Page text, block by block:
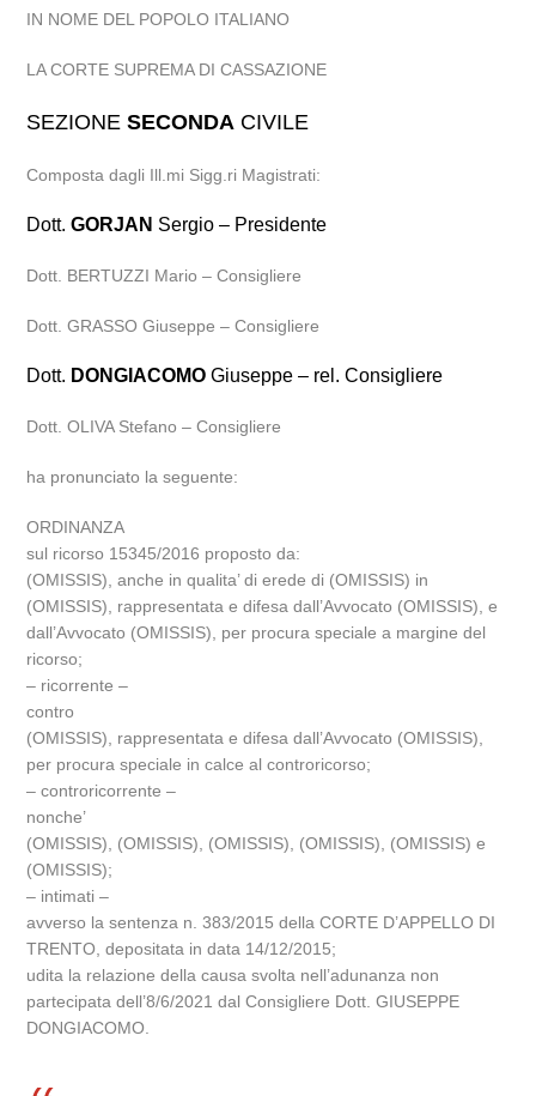
IN NOME DEL POPOLO ITALIANO
LA CORTE SUPREMA DI CASSAZIONE
SEZIONESECONDA CIVILE
Composta dagli Ill.mi Sigg.ri Magistrati:
Dott.GORJAN Sergio – Presidente
Dott. BERTUZZI Mario – Consigliere
Dott. GRASSO Giuseppe – Consigliere
Dott. DONGIACOMO Giuseppe – rel. Consigliere
Dott. OLIVA Stefano – Consigliere
ha pronunciato la seguente:
ORDINANZA
sul ricorso 15345/2016 proposto da:
(OMISSIS), anche in qualita’ di erede di (OMISSIS) in
(OMISSIS), rappresentata e difesa dall’Avvocato (OMISSIS), e
dall’Avvocato (OMISSIS), per procura speciale a margine del
ricorso;
– ricorrente –
contro
(OMISSIS), rappresentata e difesa dall’Avvocato (OMISSIS),
per procura speciale in calce al controricorso;
– controricorrente –
nonche’
(OMISSIS), (OMISSIS), (OMISSIS), (OMISSIS), (OMISSIS) e
(OMISSIS);
– intimati –
avverso la sentenza n. 383/2015 della CORTE D’APPELLO DI
TRENTO, depositata in data 14/12/2015;
udita la relazione della causa svolta nell’adunanza non
partecipata dell’8/6/2021 dal Consigliere Dott. GIUSEPPE
DONGIACOMO.